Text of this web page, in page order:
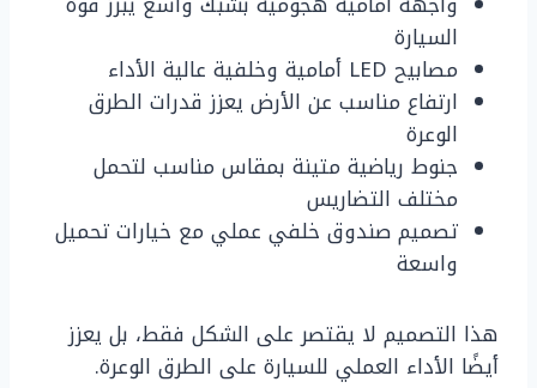
السيارة
مصابيح LED أمامية وخلفية عالية الأداء
ارتفاع مناسب عن الأرض يعزز قدرات الطرق
الوعرة
جنوط رياضية متينة بمقاس مناسب لتحمل
مختلف التضاريس
تصميم صندوق خلفي عملي مع خيارات تحميل
واسعة
هذا التصميم لا يقتصر على الشكل فقط، بل يعزز
أيضًا الأداء العملي للسيارة على الطرق الوعرة.